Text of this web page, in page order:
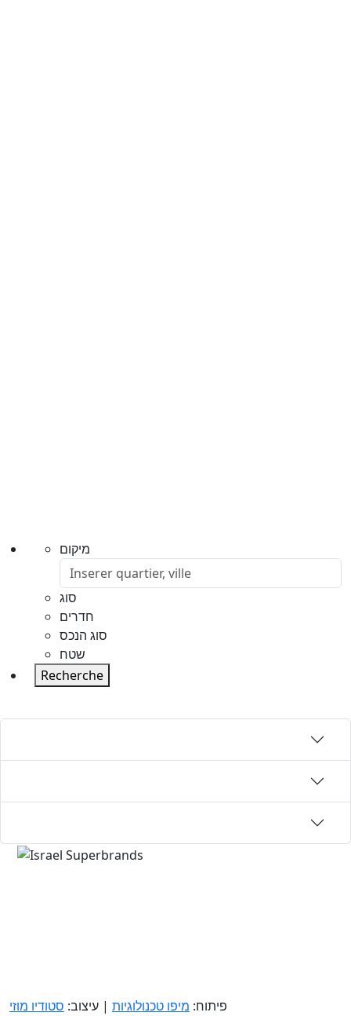
מיקום
סוג
חדרים
סוג הנכס
שטח
Recherche
פיתוח: מיפו טכנולוגיות | עיצוב: סטודיו מוזי